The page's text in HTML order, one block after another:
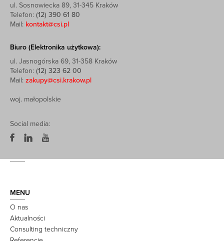
ul. Sosnowiecka 89, 31-345 Kraków
Telefon: (12) 390 61 80
Mail: kontakt@csi.pl
Biuro (Elektronika użytkowa):
ul. Jasnogórska 69, 31-358 Kraków
Telefon: (12) 323 62 00
Mail: zakupy@csi.krakow.pl
woj. małopolskie
Social media:
MENU
O nas
Aktualności
Consulting techniczny